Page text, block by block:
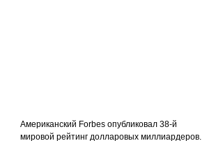
Американский Forbes опубликовал 38-й
мировой рейтинг долларовых миллиардеров.